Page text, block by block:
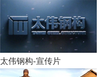
太伟钢构-宣传片